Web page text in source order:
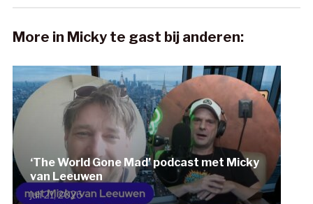
More in Micky te gast bij anderen:
‘The World Gone Mad’ podcast met Micky
van Leeuwen
juli 21, 2026